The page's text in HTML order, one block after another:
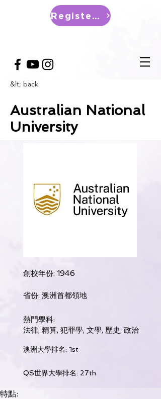
Register Now
&lt; back
Australian National
University
創校年份: 1946
省份: 澳洲首都領地
熱門學科:
法律, 精算, 犯罪學, 文學, 歷史, 政治
澳洲大學排名: 1st
QS世界大學排名: 27th
特點: